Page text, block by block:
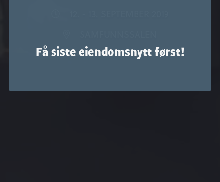
Få siste eiendomsnytt først!